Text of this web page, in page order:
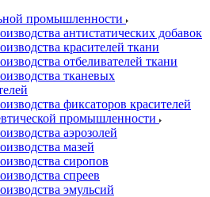
промышленности
антистатических добавок
красителей ткани
отбеливателей ткани
тканевых
фиксаторов красителей
промышленности
аэрозолей
мазей
сиропов
спреев
эмульсий